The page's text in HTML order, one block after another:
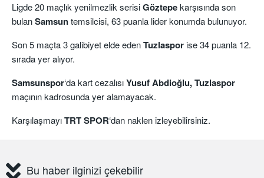
Ligde 20 maçlık yenilmezlik serisiGöztepekarşısında son
bulanSamsuntemsilcisi, 63 puanla lider konumda bulunuyor.
Son 5 maçta 3 galibiyet elde edenTuzlasporise 34 puanla 12.
sırada yer alıyor.
Samsunspor‘da kart cezalısıYusuf Abdioğlu, Tuzlaspor
maçının kadrosunda yer alamayacak.
KarşılaşmayıTRT SPOR‘dan naklen izleyebilirsiniz.
Bu haber ilginizi çekebilir